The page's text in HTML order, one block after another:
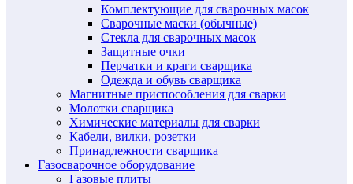
Комплектующие для сварочных масок
Сварочные маски (обычные)
Стекла для сварочных масок
Защитные очки
Перчатки и краги сварщика
Одежда и обувь сварщика
Магнитные приспособления для сварки
Молотки сварщика
Химические материалы для сварки
Кабели, вилки, розетки
Принадлежности сварщика
Газосварочное оборудование
Газовые плиты